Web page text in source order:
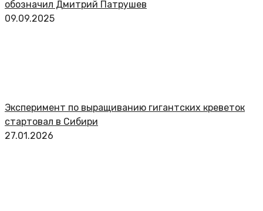
обозначил Дмитрий Патрушев
09.09.2025
Эксперимент по выращиванию гигантских креветок
стартовал в Сибири
27.01.2026